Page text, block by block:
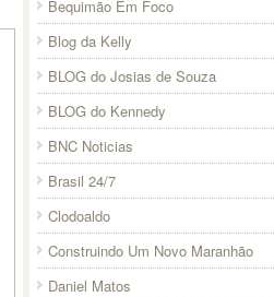
Bequimão Em Foco
Blog da Kelly
BLOG do Josias de Souza
BLOG do Kennedy
BNC Noticias
Brasil 24/7
Clodoaldo
Construindo Um Novo Maranhão
Daniel Matos